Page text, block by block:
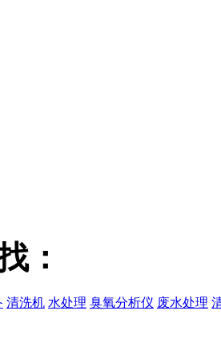
：
清洗机 水处理 臭氧分析仪 废水处理